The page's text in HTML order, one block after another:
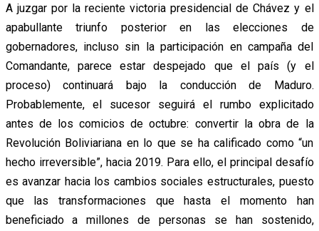
A juzgar por la reciente victoria presidencial de Chávez y el
apabullante triunfo posterior en las elecciones de
gobernadores, incluso sin la participación en campaña del
Comandante, parece estar despejado que el país (y el
proceso) continuará bajo la conducción de Maduro.
Probablemente, el sucesor seguirá el rumbo explicitado
antes de los comicios de octubre: convertir la obra de la
Revolución Boliviariana en lo que se ha calificado como “un
hecho irreversible”, hacia 2019. Para ello, el principal desafío
es avanzar hacia los cambios sociales estructurales, puesto
que las transformaciones que hasta el momento han
beneficiado a millones de personas se han sostenido,